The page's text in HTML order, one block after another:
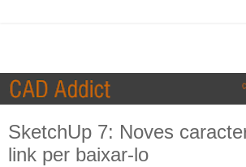
SketchUp 7: Noves
link per baixar-lo